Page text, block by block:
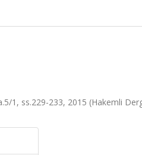
1, ss.229-233, 2015 (Hakemli